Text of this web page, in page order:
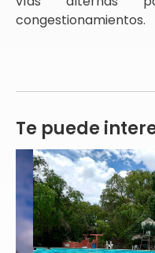
congestionamientos.
Te puede